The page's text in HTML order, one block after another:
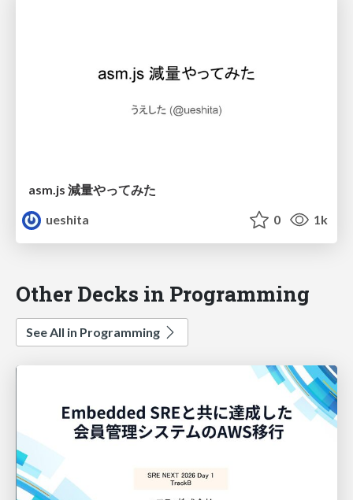
asm.js 減量やってみた
ueshita
0 1k
Other Decks in Programming
See All in Programming